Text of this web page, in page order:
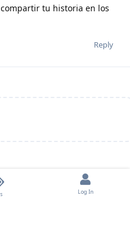
tu historia en los
Reply
Log In